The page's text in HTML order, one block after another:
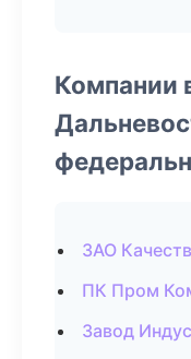
Компании
ЗАО
ПК Пром
Завод